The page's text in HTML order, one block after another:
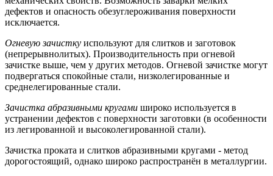
дефектов и опасность обезуглероживания поверхности
исключается.
Огневую зачистку используют для слитков и заготовок
(непрерывнолитых). Производительность при огневой
зачистке выше, чем у других методов. Огневой зачистке могут
подвергаться спокойные стали, низколегированные и
среднелегированные стали.
Зачистка абразивными кругами широко используется в
устранении дефектов с поверхности заготовки (в особенности
из легированной и высоколегированной стали).
Зачистка проката и слитков абразивными кругами - метод
дорогостоящий, однако широко распространён в металлургии.